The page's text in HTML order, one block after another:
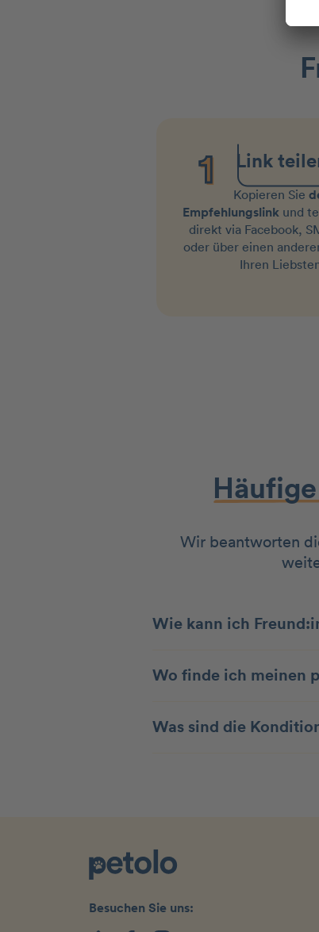
Link
Kopieren Sie
Empfehlungslink und
direkt via Facebook,
oder über einen
Ihren
Wir beantworten
Wie kann ich
Wo finde ich meinen
Was sind die
Besuchen Sie uns: